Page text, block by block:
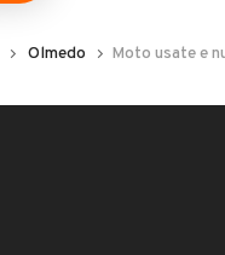
Olmedo Moto usate e